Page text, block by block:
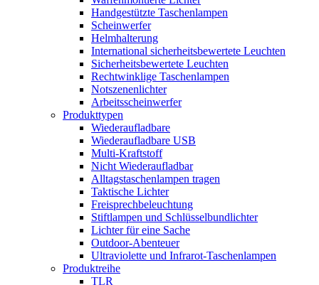
Handgestützte Taschenlampen
Scheinwerfer
Helmhalterung
International sicherheitsbewertete Leuchten
Sicherheitsbewertete Leuchten
Rechtwinklige Taschenlampen
Notszenenlichter
Arbeitsscheinwerfer
Produkttypen
Wiederaufladbare
Wiederaufladbare USB
Multi-Kraftstoff
Nicht Wiederaufladbar
Alltagstaschenlampen tragen
Taktische Lichter
Freisprechbeleuchtung
Stiftlampen und Schlüsselbundlichter
Lichter für eine Sache
Outdoor-Abenteuer
Ultraviolette und Infrarot-Taschenlampen
Produktreihe
TLR